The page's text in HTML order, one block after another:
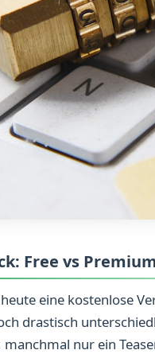
Free vs
eine kostenlose
drastisch
nur ein